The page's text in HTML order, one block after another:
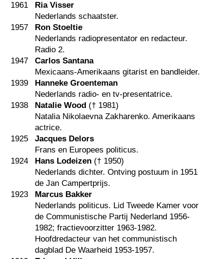
1961
Ria Visser
Nederlands schaatster.
1957
Ron Stoeltie
Nederlands radiopresentator en redacteur.
Radio 2.
1947
Carlos Santana
Mexicaans-Amerikaans gitarist en bandleider.
1939
Hanneke Groenteman
Nederlands radio- en tv-presentatrice.
1938
Natalie Wood († 1981)
Natalia Nikolaevna Zakharenko. Amerikaans
actrice.
1925
Jacques Delors
Frans en Europees politicus.
1924
Hans Lodeizen († 1950)
Nederlands dichter. Ontving postuum in 1951
de Jan Campertprijs.
1923
Marcus Bakker
Nederlands politicus. Lid Tweede Kamer voor
de Communistische Partij Nederland 1956-
1982; fractievoorzitter 1963-1982.
Hoofdredacteur van het communistisch
dagblad De Waarheid 1953-1957.